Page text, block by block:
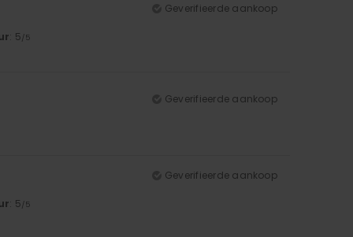
Geverifieerde aankoop
: 5/5
Geverifieerde aankoop
Geverifieerde aankoop
: 5/5